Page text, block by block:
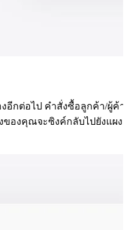
อีกต่อไป คำสั่งซื้อลูกค้า/ผู้ค้า
ของคุณจะซิงค์กลับไปยังแผง